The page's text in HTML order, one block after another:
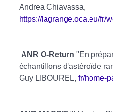
Andrea Chiavassa,
https://lagrange.oca.eu/fr/
ANR O-Return "En
échantillons d'astéroïde
Guy LIBOUREL, fr/home-